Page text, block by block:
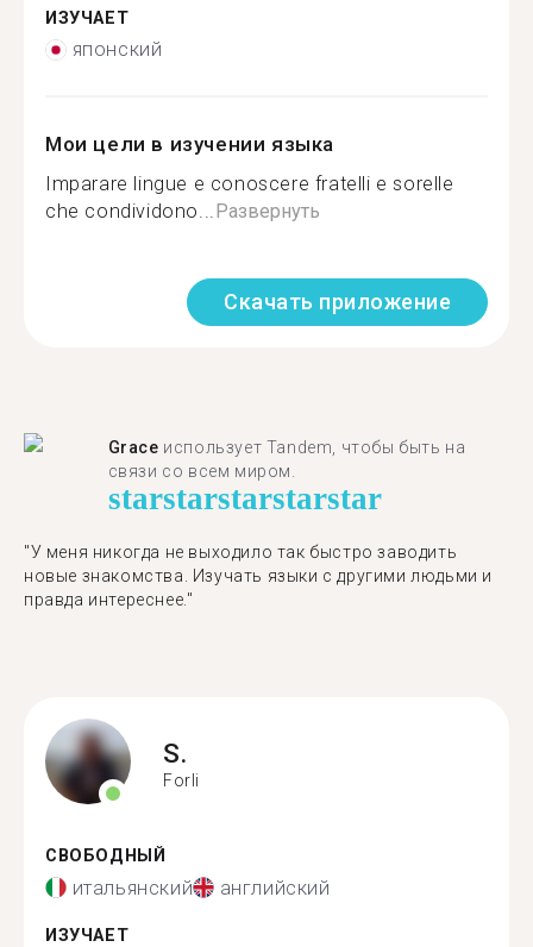
ИЗУЧАЕТ
японский
Мои цели в изучении языка
Imparare lingue e conoscere fratelli e sorelle
che condividono...Развернуть
Скачать приложение
Grace использует Tandem, чтобы быть на
связи со всем миром.
starstarstarstarstar
"У меня никогда не выходило так быстро заводить
новые знакомства. Изучать языки с другими людьми и
правда интереснее."
S.
Forli
СВОБОДНЫЙ
итальянский английский
ИЗУЧАЕТ